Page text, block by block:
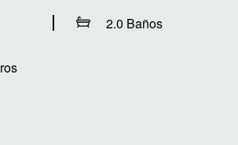
2.0 Baños